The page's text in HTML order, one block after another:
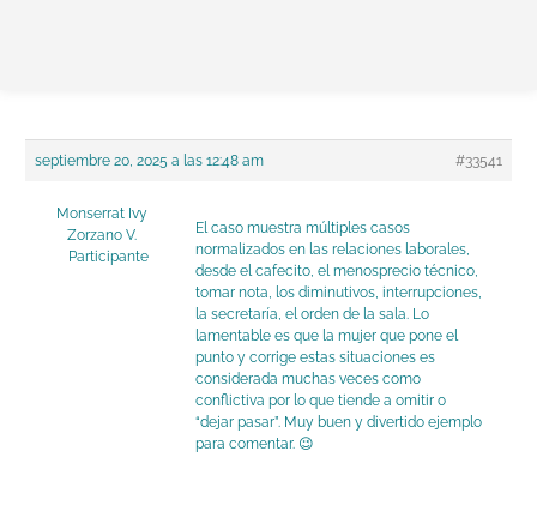
septiembre 20, 2025 a las 12:48 am #33541
Monserrat Ivy
Zorzano V.
Participante
El caso muestra múltiples casos
normalizados en las relaciones laborales,
desde el cafecito, el menosprecio técnico,
tomar nota, los diminutivos, interrupciones,
la secretaría, el orden de la sala. Lo
lamentable es que la mujer que pone el
punto y corrige estas situaciones es
considerada muchas veces como
conflictiva por lo que tiende a omitir o
“dejar pasar”. Muy buen y divertido ejemplo
para comentar. 😉